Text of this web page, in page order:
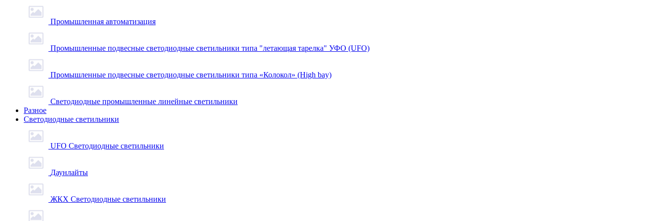
Промышленная автоматизация
Промышленные подвесные cветодиодные светильники типа "летающая тарелка" УФО (UFO)
Промышленные подвесные cветодиодные светильники типа «Колокол» (High bay)
Светодиодные промышленные линейные светильники
Разное
Светодиодные светильники
UFO Светодиодные светильники
Даунлайты
ЖКХ Светодиодные светильники